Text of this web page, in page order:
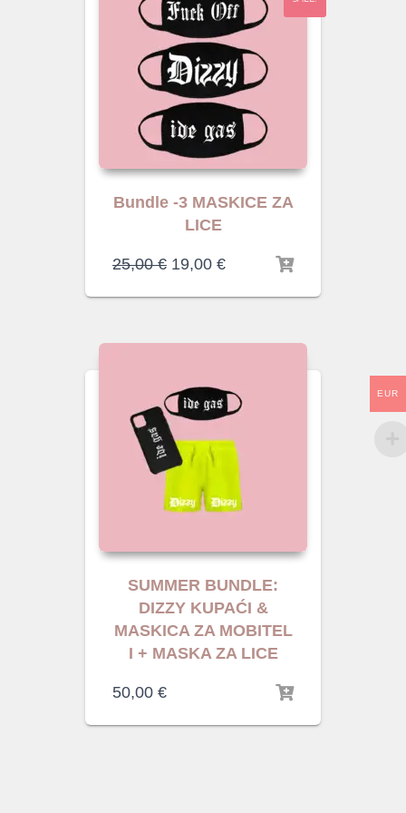
Bundle -3 MASKICE ZA
LICE
25,00€ 19,00 €
SUMMER BUNDLE:
DIZZY KUPAĆI &
MASKICA ZA MOBITEL
I + MASKA ZA LICE
50,00 €
EUR